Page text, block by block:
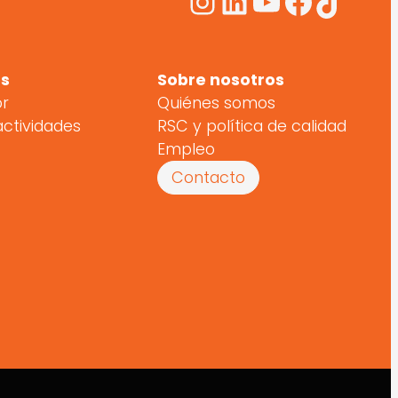
Sobre nosotros
Quiénes somos
RSC y política de calidad
Empleo
Contacto